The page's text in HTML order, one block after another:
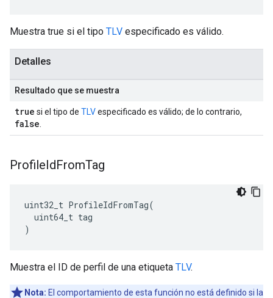
Muestra true si el tipo TLV especificado es válido.
Detalles
Resultado que se muestra
true si el tipo de TLVespecificado es válido; de lo contrario,
false
ProfileIdFromTag
uint32_t ProfileIdFromTag(
  uint64_t tag
)
Muestra el ID de perfil de una etiqueta TLV.
Nota: El comportamiento de esta función no está definido si la